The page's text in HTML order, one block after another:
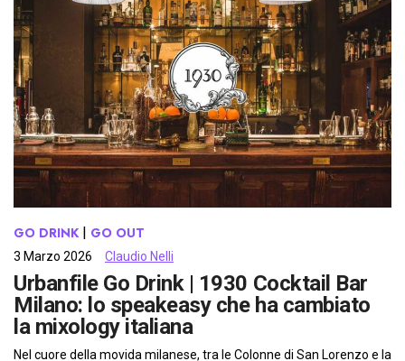
GO DRINK | GO OUT
3 Marzo 2026 Claudio Nelli
Urbanfile Go Drink | 1930 Cocktail Bar
Milano: lo speakeasy che ha cambiato
la mixology italiana
Nel cuore della movida milanese, tra le Colonne di San Lorenzo e la